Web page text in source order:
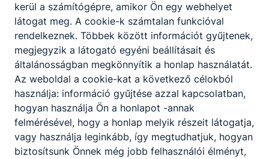
Partnereink
kerül a számítógépre, amikor Ön egy webhelyet
látogat meg. A cookie-k számtalan funkcióval
rendelkeznek. Többek között információt gyűjtenek,
megjegyzik a látogató egyéni beállításait és
általánosságban megkönnyítik a honlap használatát.
Az weboldal a cookie-kat a következő célokból
használja: információ gyűjtése azzal kapcsolatban,
hogyan használja Ön a honlapot -annak
felmérésével, hogy a honlap melyik részeit látogatja,
vagy használja leginkább, így megtudhatjuk, hogyan
biztosítsunk Önnek még jobb felhasználói élményt,